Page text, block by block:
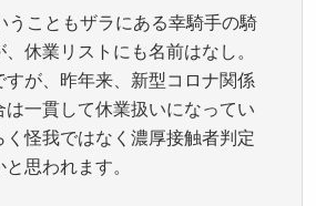
うこともザラにある幸騎手の騎
休業リストにも名前はなし。
すが、昨年来、新型コロナ関係
は一貫して休業扱いになってい
く怪我ではなく濃厚接触者判定
思われます。